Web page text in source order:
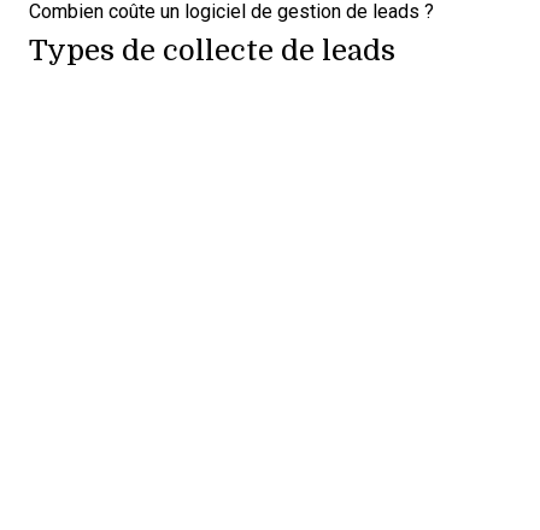
Combien coûte un logiciel de gestion de leads ?
Types de collecte de leads